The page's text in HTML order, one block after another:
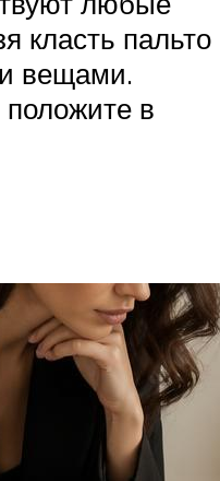
класть пальто
вещами.
положите в